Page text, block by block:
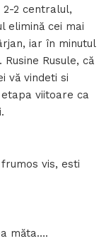
2 centralul,
elimină cei mai
iar în minutul
Rusule, că
vă vindeti si
viitoare ca
vis, esti
măta….